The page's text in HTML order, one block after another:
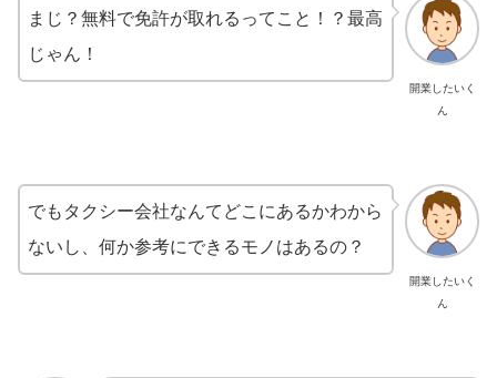
開業したいく
ん
まじ？無料で免許が取れるってこと！？最高
じゃん！
開業したいく
ん
でもタクシー会社なんてどこにあるかわから
ないし、何か参考にできるモノはあるの？